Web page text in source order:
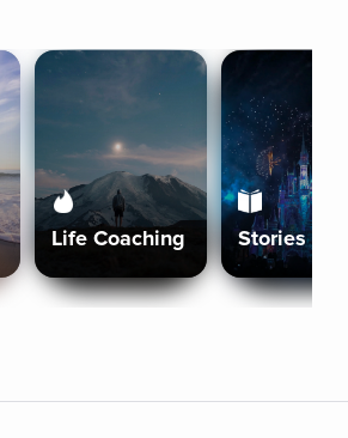
Life Coaching Stories